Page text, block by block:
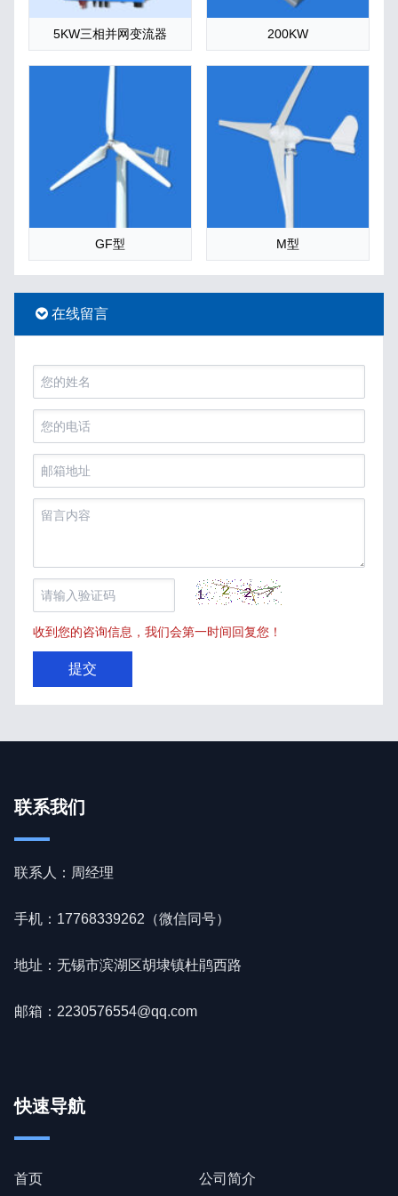
5KW三相并网变流器 200KW
GF型 M型
在线留言
收到您的咨询信息，我们会第一时间回复您！
联系我们
联系人：周经理
手机：17768339262（微信同号）
地址：无锡市滨湖区胡埭镇杜鹃西路
邮箱：2230576554@qq.com
快速导航
首页 公司简介